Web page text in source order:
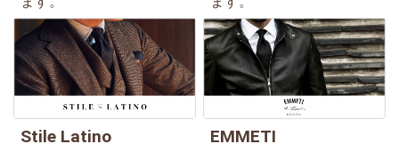
Stile Latino EMMETI